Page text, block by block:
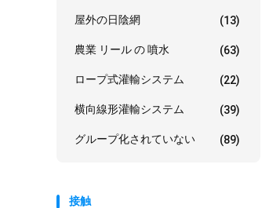
屋外の日陰網 (13)
農業 リール の 噴水 (63)
ロープ式灌輸システム (22)
横向線形灌輸システム (39)
グループ化されていない (89)
接触